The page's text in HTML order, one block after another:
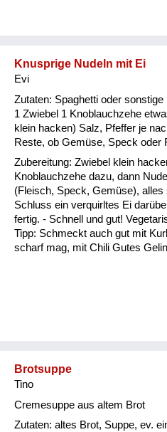
Knusprige Nudeln mit Ei
Evi
Zutaten: Spaghetti oder
1 Zwiebel 1 Knoblauchzehe
klein hacken) Salz, Pfeffer je
Reste, ob Gemüse, Speck oder
Zubereitung: Zwiebel klein
Knoblauchzehe dazu, dann
(Fleisch, Speck, Gemüse),
Schluss ein verquirltes Ei
fertig. - Schnell und gut!
Tipp: Schmeckt auch gut mit
scharf mag, mit Chili Gutes
Brotsuppe
Tino
Cremesuppe aus altem Brot
Zutaten: altes Brot, Suppe, ev.